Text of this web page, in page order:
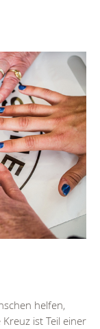
helfen,
ist Teil einer